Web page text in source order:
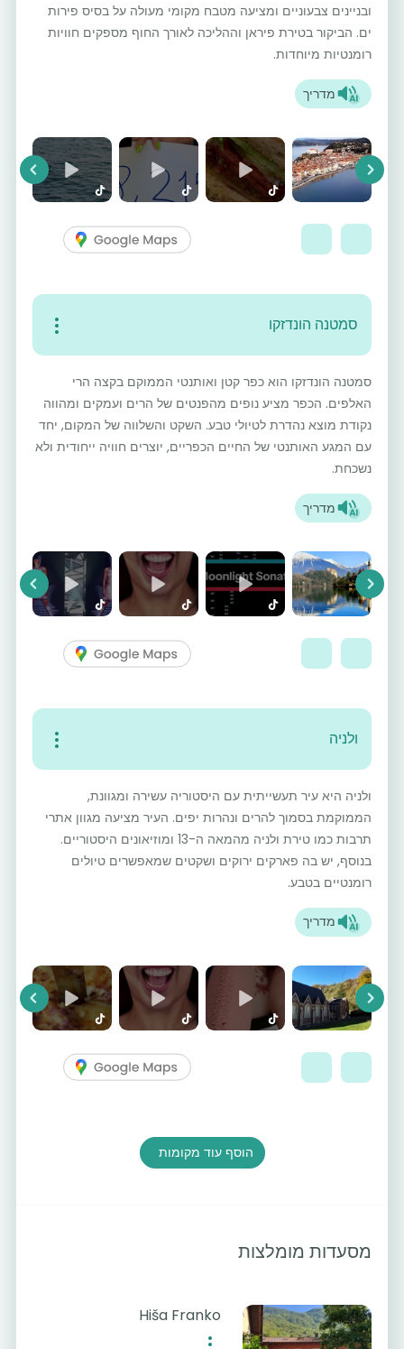
ובניינים צבעוניים ומציעה מטבח מקומי מעולה על בסיס פירות
ים. הביקור בטירת פיראן וההליכה לאורך החוף מספקים חוויות
רומנטיות מיוחדות.
מדריך
Next
סמטנה הונדזקו
סמטנה הונדזקו הוא כפר קטן ואותנטי הממוקם בקצה הרי
האלפים. הכפר מציע נופים מהפנטים של הרים ועמקים ומהווה
נקודת מוצא נהדרת לטיולי טבע. השקט והשלווה של המקום, יחד
עם המגע האותנטי של החיים הכפריים, יוצרים חוויה ייחודית ולא
נשכחת.
מדריך
Next
ולניה
ולניה היא עיר תעשייתית עם היסטוריה עשירה ומגוונת,
הממוקמת בסמוך להרים ונהרות יפים. העיר מציעה מגוון אתרי
תרבות כמו טירת ולניה מהמאה ה-13 ומוזיאונים היסטוריים.
בנוסף, יש בה פארקים ירוקים ושקטים שמאפשרים טיולים
רומנטיים בטבע.
מדריך
Next
הוסף עוד מקומות
מסעדות מומלצות
Hiša Franko